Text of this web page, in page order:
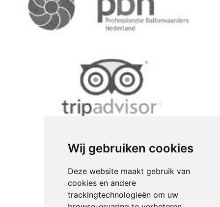
Wij gebruiken cookies
Deze website maakt gebruik van
cookies en andere
trackingtechnologieën om uw